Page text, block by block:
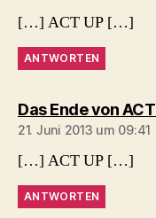
[…] ACT UP […]
ANTWORTEN
Das Ende von
21. Juni 2013 um 09:41
[…] ACT UP […]
ANTWORTEN